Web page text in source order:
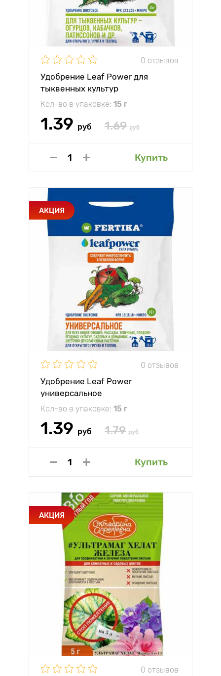
0 отзывов
Удобрение Leaf Power для
тыквенных культур
Кол-во в упаковке: 15 г
1.39 руб 1.69 руб
Купить
АКЦИЯ
0 отзывов
Удобрение Leaf Power
универсальное
Кол-во в упаковке: 15 г
1.39 руб 1.79 руб
Купить
АКЦИЯ
0 отзывов